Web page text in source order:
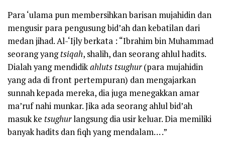
Para ‘ulama pun membersihkan barisan mujahidin dan
mengusir para pengusung bid’ah dan kebatilan dari
medan jihad. Al-‘Ijly berkata : “Ibrahim bin Muhammad
seorang yangtsiqah, shalih, dan seorang ahlul hadits.
Dialah yang mendidikahluts tsughur(para mujahidin
yang ada di front pertempuran) dan mengajarkan
sunnah kepada mereka, dia juga menegakkan amar
ma’ruf nahi munkar. Jika ada seorang ahlul bid’ah
masuk ke tsughurlangsung dia usir keluar. Dia memiliki
banyak hadits dan fiqh yang mendalam… .”